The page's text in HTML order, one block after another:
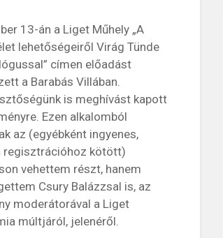
13-án a Liget Műhely „A
lehetőségeiről Virág Tünde
címen előadást
a Barabás Villában.
is meghívást kapott
Ezen alkalomból
az (egyébként ingyenes,
regisztrációhoz kötött)
vehettem részt, hanem
Csury Balázzsal is, az
moderátorával a Liget
múltjáról, jelenéről.